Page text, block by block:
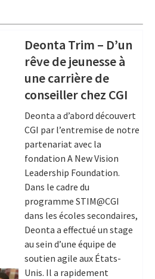
Deonta Trim – D’un
rêve de jeunesse à
une carrière de
conseiller chez CGI
Deonta a d’abord découvert
CGI par l’entremise de notre
partenariat avec la
fondation A New Vision
Leadership Foundation.
Dans le cadre du
programme STIM@CGI
dans les écoles secondaires,
Deonta a effectué un stage
au sein d’une équipe de
soutien agile aux États-
Unis. Il a rapidement